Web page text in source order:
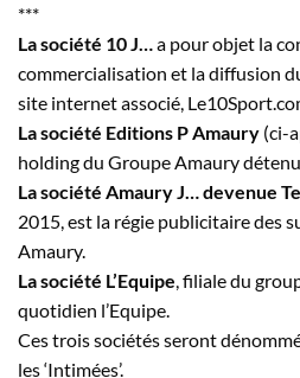
***
La société 10J…a pour objet la
commercialisation et la diffusion
site internet associé,
La société Editions P Amaury (ci-
holding du Groupe Amaury
La société AmauryJ…devenue
2015, est la régie publicitaire des
Amaury.
La société L’Equipe, filiale du
quotidien l’Equipe.
Ces trois sociétés seront
les ‘Intimées’.